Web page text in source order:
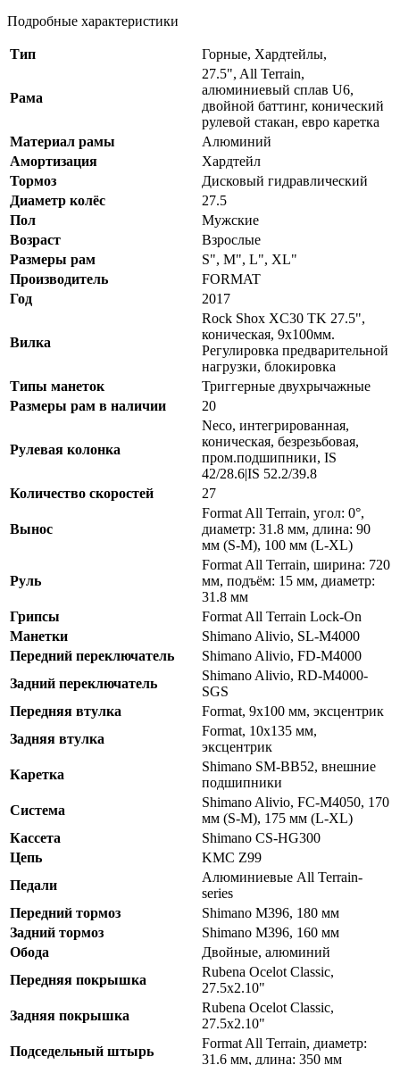
Подробные характеристики
Тип Горные, Хардтейлы,
Рама
27.5", All Terrain,
алюминиевый сплав U6,
двойной баттинг, конический
рулевой стакан, евро каретка
Материал рамы
Алюминий
Амортизация
Хардтейл
Тормоз
Дисковый гидравлический
Диаметр колёс
27.5
Пол
Мужские
Возраст
Взрослые
Размеры рам
S", M", L", XL"
Производитель
FORMAT
Год
2017
Вилка
Rock Shox XC30 TK 27.5",
коническая, 9x100мм.
Регулировка предварительной
нагрузки, блокировка
Типы манеток
Триггерные двухрычажные
Размеры рам в наличии
20
Рулевая колонка
Neco, интегрированная,
коническая, безрезьбовая,
пром.подшипники, IS
42/28.6|IS 52.2/39.8
Количество скоростей
27
Вынос
Format All Terrain, угол: 0°,
диаметр: 31.8 мм, длина: 90
мм (S-M), 100 мм (L-XL)
Руль
Format All Terrain, ширина: 720
мм, подъём: 15 мм, диаметр:
31.8 мм
Грипсы
Format All Terrain Lock-On
Манетки
Shimano Alivio, SL-M4000
Передний переключатель
Shimano Alivio, FD-M4000
Задний переключатель
Shimano Alivio, RD-M4000-
SGS
Передняя втулка
Format, 9x100 мм, эксцентрик
Задняя втулка
Format, 10x135 мм,
эксцентрик
Каретка
Shimano SM-BB52, внешние
подшипники
Система
Shimano Alivio, FC-M4050, 170
мм (S-M), 175 мм (L-XL)
Кассета
Shimano CS-HG300
Цепь
KMC Z99
Педали
Алюминиевые All Terrain-
series
Передний тормоз
Shimano M396, 180 мм
Задний тормоз
Shimano M396, 160 мм
Обода
Двойные, алюминий
Передняя покрышка
Rubena Ocelot Classic,
27.5x2.10"
Задняя покрышка
Rubena Ocelot Classic,
27.5x2.10"
Подседельный штырь
Format All Terrain, диаметр:
31.6 мм, длина: 350 мм